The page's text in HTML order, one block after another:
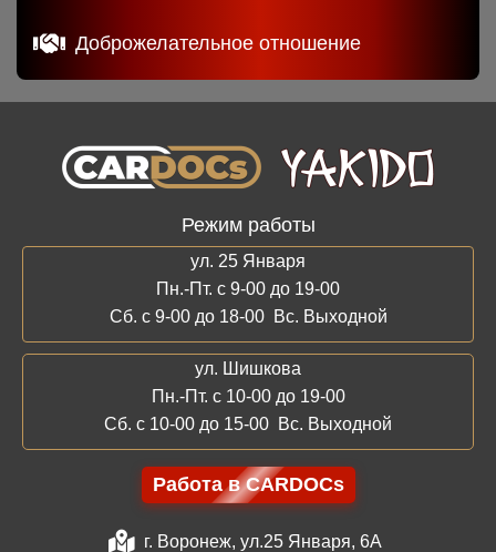
Доброжелательное отношение
Режим работы
ул. 25 Января
Пн.-Пт. с 9-00 до 19-00
Сб. с 9-00 до 18-00 Вс. Выходной
ул. Шишкова
Пн.-Пт. с 10-00 до 19-00
Сб. с 10-00 до 15-00 Вс. Выходной
Работа в CARDOCs
г. Воронеж, ул.25 Января, 6А